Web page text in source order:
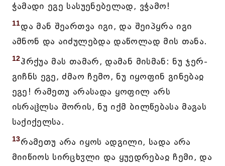
ჭამადი ეგე სასუენებელად, ვჭამო!
11და მან შეართვა იგი, და შეიპყრა იგი
ამნონ და აიძულებდა დაწოლად მის თანა.
12ჰრქუა მას თამარ, დამან მისმან: ნუ ჯერ-
გიჩნს ეგე, ძმაო ჩემო, ნუ იყოფინ გინებაჲ
ეგე! რამეთუ არასადა ყოფილ არს
ისრაჱლსა შორის, ნუ იქმ ბილწებასა მაგას
საქიქელსა.
13რამეთუ არა იყოს ადგილი, სადა არა
მიიწიოს სირცხჳლი და ყუედრებაჲ ჩემი, და